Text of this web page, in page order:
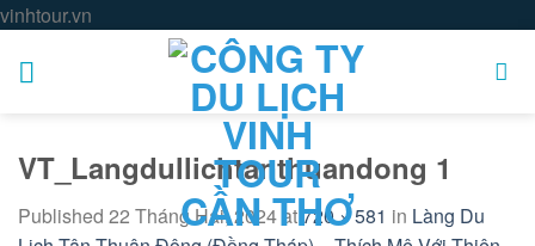
vinhtour.vn
VT_Langdullichtanthuandong 1
Published 22 Tháng Hai, 2024 at 720 × 581 in Làng Du